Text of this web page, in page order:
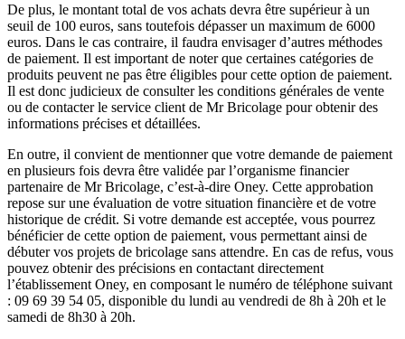
De plus, le montant total de vos achats devra être supérieur à un
seuil de 100 euros, sans toutefois dépasser un maximum de 6000
euros. Dans le cas contraire, il faudra envisager d’autres méthodes
de paiement. Il est important de noter que certaines catégories de
produits peuvent ne pas être éligibles pour cette option de paiement.
Il est donc judicieux de consulter les conditions générales de vente
ou de contacter le service client de Mr Bricolage pour obtenir des
informations précises et détaillées.
En outre, il convient de mentionner que votre demande de paiement
en plusieurs fois devra être validée par l’organisme financier
partenaire de Mr Bricolage, c’est-à-dire Oney. Cette approbation
repose sur une évaluation de votre situation financière et de votre
historique de crédit. Si votre demande est acceptée, vous pourrez
bénéficier de cette option de paiement, vous permettant ainsi de
débuter vos projets de bricolage sans attendre. En cas de refus, vous
pouvez obtenir des précisions en contactant directement
l’établissement Oney, en composant le numéro de téléphone suivant
: 09 69 39 54 05, disponible du lundi au vendredi de 8h à 20h et le
samedi de 8h30 à 20h.